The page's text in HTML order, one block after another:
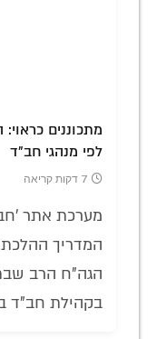
מתכוננים
לפי מנהגי חב"ד
7 דקות קריאה
מערכת אתר
המדריך
הגה"ח הרב
בקהילת חב"ד